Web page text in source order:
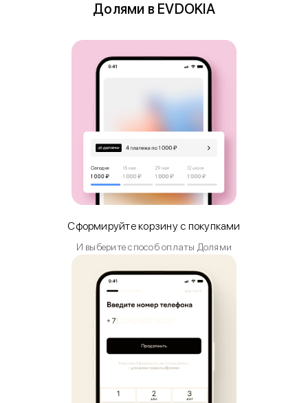
Долями в EVDOKIA
Сформируйте корзину с покупками
И выберите способ оплаты Долями